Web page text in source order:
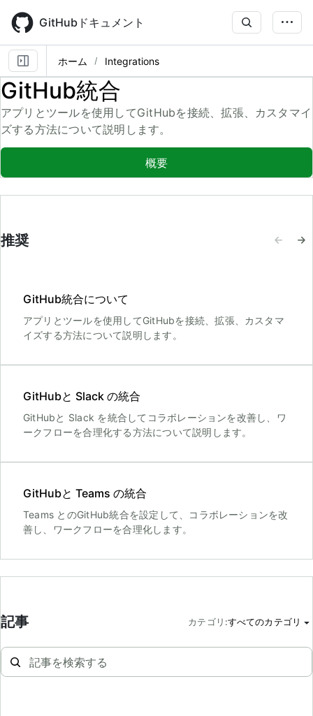
main
content
GitHubドキュメント
ホーム Integrations
GitHub統合
アプリとツールを使用してGitHubを接続、拡張、カスタマイ
ズする方法について説明します。
概要
推奨
GitHub統合について
アプリとツールを使用してGitHubを接続、拡張、カスタマ
イズする方法について説明します。
GitHubと Slack の統合
GitHubと Slack を統合してコラボレーションを改善し、ワ
ークフローを合理化する方法について説明します。
GitHubと Teams の統合
Teams とのGitHub統合を設定して、コラボレーションを改
善し、ワークフローを合理化します。
記事 カテゴリ :すべてのカテゴリ